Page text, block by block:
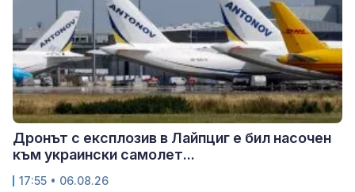
Дронът с експлозив в Лайпциг е бил насочен
към украински самолет...
17:55 • 06.08.26